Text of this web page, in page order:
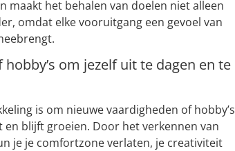
maakt het behalen van doelen niet alleen
omdat elke vooruitgang een gevoel van
om jezelf uit te dagen en te
is om nieuwe vaardigheden of hobby’s
blijft groeien. Door het verkennen van
je je comfortzone verlaten, je creativiteit